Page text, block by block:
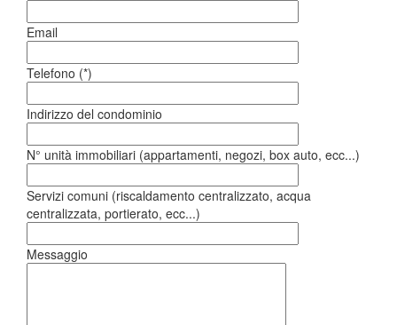
Email
Telefono (*)
Indirizzo del condominio
N° unità immobiliari (appartamenti, negozi, box auto, ecc...)
Servizi comuni (riscaldamento centralizzato, acqua
centralizzata, portierato, ecc...)
Messaggio